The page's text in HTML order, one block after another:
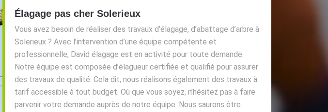
Élagage pas cher Solerieux
Vous avez besoin de réaliser des travaux d’élagage, d’abattage d’arbre à
Solerieux ? Avec l’intervention d’une équipe compétente et
professionnelle, David élagage est en activité pour toute demande.
Notre équipe est composée d’élagueur certifiée et qualifié pour assurer
des travaux de qualité. Cela dit, nous réalisons également des travaux à
tarif accessible à tout budget. Où que vous soyez, n’hésitez pas à faire
parvenir votre demande auprès de notre équipe. Nous saurons être